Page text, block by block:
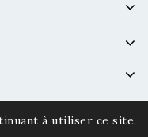
à utiliser ce site,